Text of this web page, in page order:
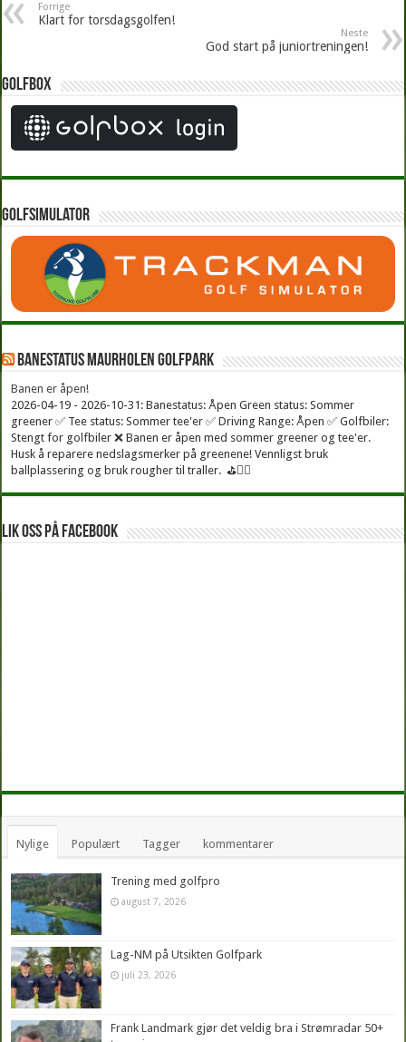
Forrige
Klart for torsdagsgolfen!
Neste
God start på juniortreningen!
Golfbox
Golfsimulator
Banestatus Maurholen Golfpark
Banen er åpen!
2026-04-19 - 2026-10-31: Banestatus: Åpen Green status: Sommer
greener ✅ Tee status: Sommer tee'er ✅ Driving Range: Åpen ✅ Golfbiler:
Stengt for golfbiler ❌ Banen er åpen med sommer greener og tee'er.
Husk å reparere nedslagsmerker på greenene! Vennligst bruk
ballplassering og bruk rougher til traller. ⛳🏌️‍♂
Lik oss på facebook
Nylige Populært Tagger kommentarer
Trening med golfpro
august 7, 2026
Lag-NM på Utsikten Golfpark
juli 23, 2026
Frank Landmark gjør det veldig bra i Strømradar 50+